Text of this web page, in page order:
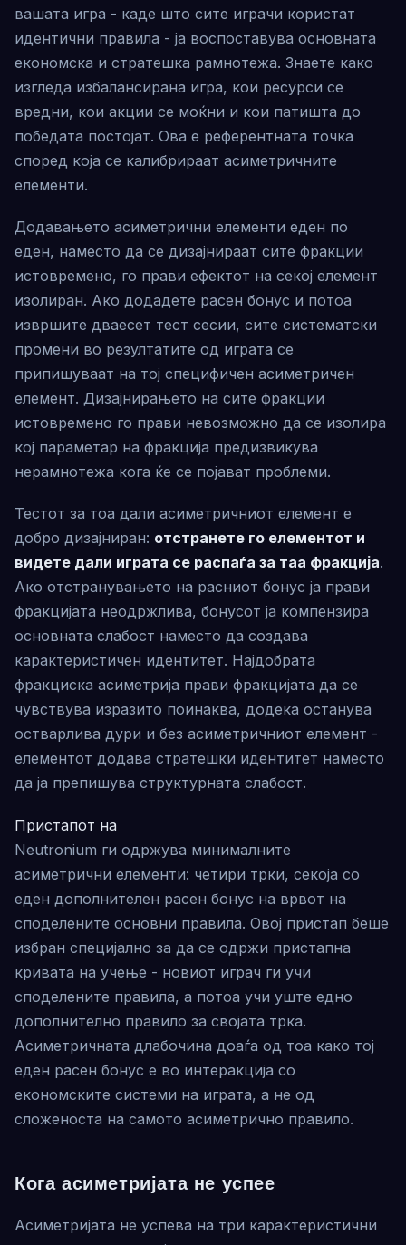
вашата игра - каде што сите играчи користат
идентични правила - ја воспоставува основната
економска и стратешка рамнотежа. Знаете како
изгледа избалансирана игра, кои ресурси се
вредни, кои акции се моќни и кои патишта до
победата постојат. Ова е референтната точка
според која се калибрираат асиметричните
елементи.
Додавањето асиметрични елементи еден по
еден, наместо да се дизајнираат сите фракции
истовремено, го прави ефектот на секој елемент
изолиран. Ако додадете расен бонус и потоа
извршите дваесет тест сесии, сите систематски
промени во резултатите од играта се
припишуваат на тој специфичен асиметричен
елемент. Дизајнирањето на сите фракции
истовремено го прави невозможно да се изолира
кој параметар на фракција предизвикува
нерамнотежа кога ќе се појават проблеми.
Тестот за тоа дали асиметричниот елемент е
добро дизајниран: отстранете го елементот и
видете дали играта се распаѓа за таа фракција.
Ако отстранувањето на расниот бонус ја прави
фракцијата неодржлива, бонусот ја компензира
основната слабост наместо да создава
карактеристичен идентитет. Најдобрата
фракциска асиметрија прави фракцијата да се
чувствува изразито поинаква, додека останува
остварлива дури и без асиметричниот елемент -
елементот додава стратешки идентитет наместо
да ја препишува структурната слабост.
Пристапот на
Neutronium ги одржува минималните
асиметрични елементи: четири трки, секоја со
еден дополнителен расен бонус на врвот на
споделените основни правила. Овој пристап беше
избран специјално за да се одржи пристапна
кривата на учење - новиот играч ги учи
споделените правила, а потоа учи уште едно
дополнително правило за својата трка.
Асиметричната длабочина доаѓа од тоа како тој
еден расен бонус е во интеракција со
економските системи на играта, а не од
сложеноста на самото асиметрично правило.
Кога асиметријата не успее
Асиметријата не успева на три карактеристични